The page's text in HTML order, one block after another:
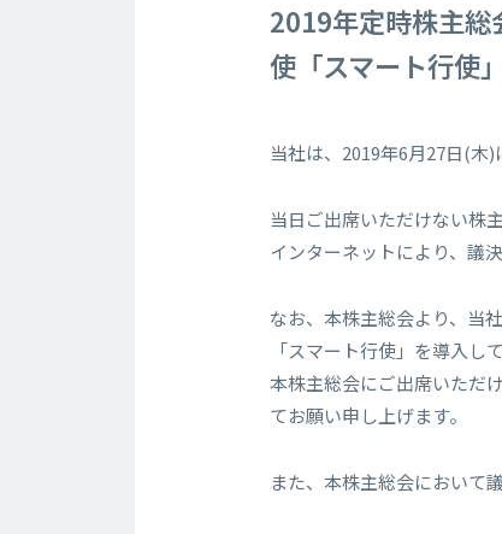
2019年定時株主総
使「スマート行使
当社は、2019年6月27日(木)
当日ご出席いただけない株
インターネットにより、議
なお、本株主総会より、当
「スマート行使」を導入し
本株主総会にご出席いただ
てお願い申し上げます。
また、本株主総会において